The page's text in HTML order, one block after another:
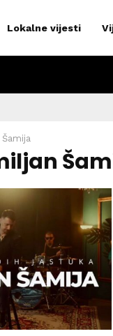
Lokalne vijesti